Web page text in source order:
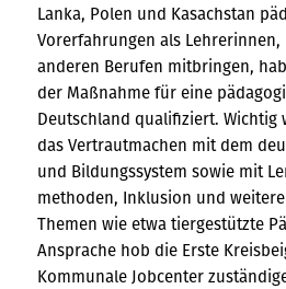
Lanka, Polen und Kasachstan
Vorerfahrungen als
anderen Berufen mitbringen,
der Maßnahme für eine
Deutschland qualifiziert. Wichtig
das Vertrautmachen mit dem
und Bildungssystem sowie mit
methoden, Inklusion und
Themen wie etwa tiergestützte
Ansprache hob die Erste
Kommunale Jobcenter